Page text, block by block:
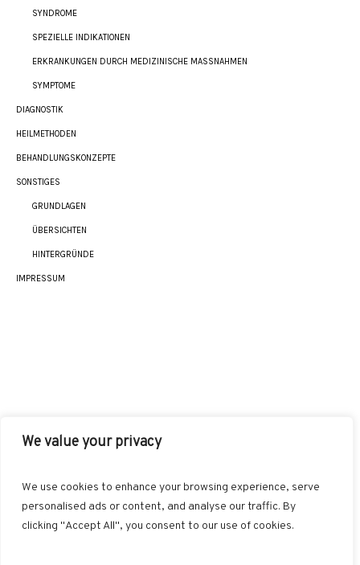
We value your privacy
We use cookies to enhance your browsing experience, serve
personalised ads or content, and analyse our traffic. By
clicking "Accept All", you consent to our use of cookies.
SYNDROME
SPEZIELLE INDIKATIONEN
ERKRANKUNGEN DURCH MEDIZINISCHE MASSNAHMEN
SYMPTOME
DIAGNOSTIK
HEILMETHODEN
BEHANDLUNGSKONZEPTE
SONSTIGES
GRUNDLAGEN
ÜBERSICHTEN
HINTERGRÜNDE
IMPRESSUM
AKUT INDIKATIONEN
HEILMETHODEN
BEHANDLUNGSKONZEPTE
SONSTIGES